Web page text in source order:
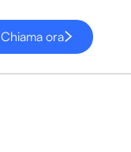
Chiama ora